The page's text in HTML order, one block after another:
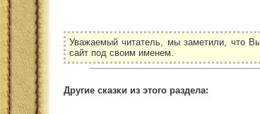
Уважаемый читатель, мы заметили, что
сайт под своим именем.
Другие сказки из этого раздела: